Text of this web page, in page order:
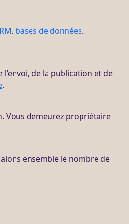
, bases de données.
de la publication et de
.
Vous demeurez propriétaire
ensemble le nombre de